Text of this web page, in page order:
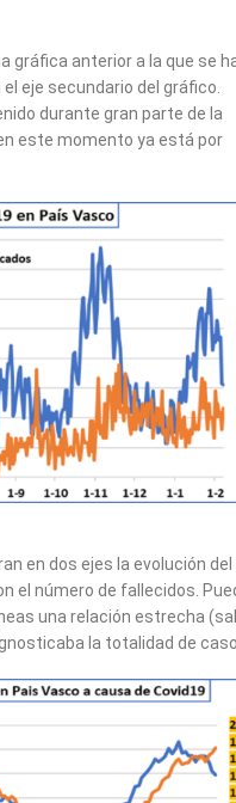
gráfica anterior a la que se
eje secundario del gráfico.
durante gran parte de la
este momento ya está por
en dos ejes la evolución del
el número de fallecidos.
una relación estrecha
la totalidad de